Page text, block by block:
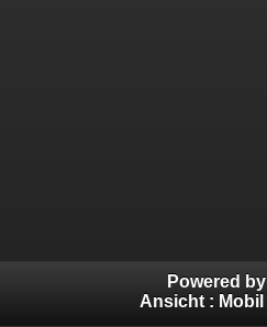
Powered by
Ansicht : Mobil